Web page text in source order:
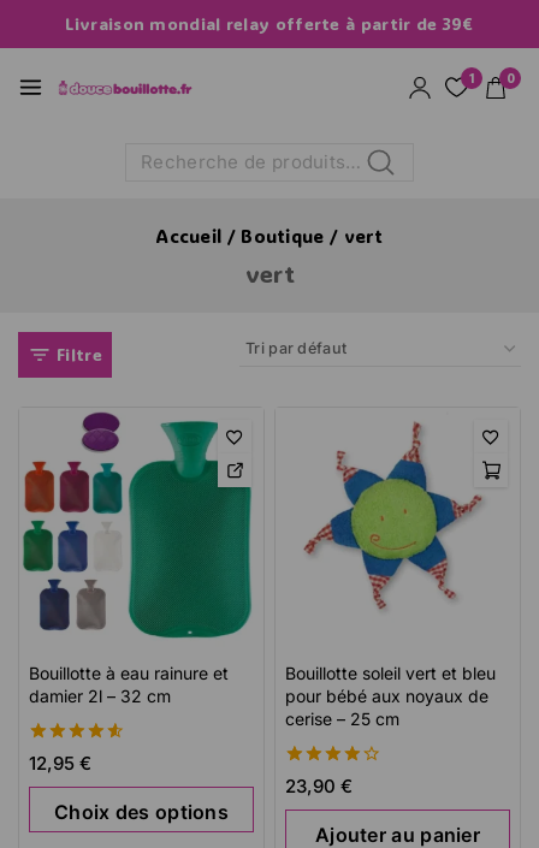
Livraison mondial relay offerte à partir de 39€
1 0
Recherche
Accueil / Boutique / vert
vert
Filtre
Bouillotte à eau rainure et
damier 2l – 32 cm
4.64
de 5
12,95 €
Choix des options
Bouillotte soleil vert et bleu
pour bébé aux noyaux de
cerise – 25 cm
4.23
de 5
23,90 €
Ajouter au panier